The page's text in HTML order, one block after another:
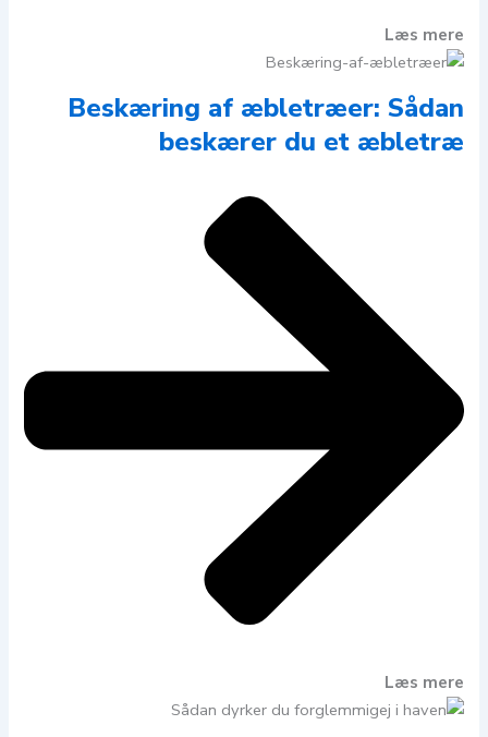
Læs mere
Beskæring af æbletræer: Sådan
beskærer du et æbletræ
Læs mere